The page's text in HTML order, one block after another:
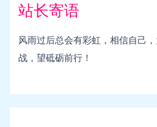
站长寄语
风雨过后总会有彩虹，相信自己
战，望砥砺前行！